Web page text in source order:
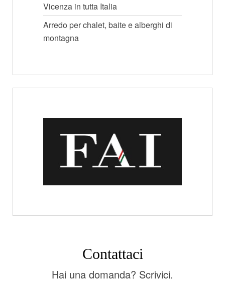
Vicenza in tutta Italia
Arredo per chalet, baite e alberghi di
montagna
Contattaci
Hai una domanda? Scrivici.